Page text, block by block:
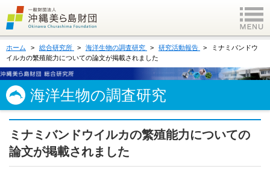
ホーム 総合研究所 海洋生物の調査研究 研究活動報告
ミナミバンドウ
イルカの繁殖能力についての論文が掲載されました
海洋生物の調査研究
ミナミバンドウイルカの繁殖能力についての
論文が掲載されました